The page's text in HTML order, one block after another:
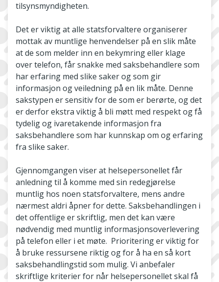
tilsynsmyndigheten.
Det er viktig at alle statsforvaltere organiserer
mottak av muntlige henvendelser på en slik måte
at de som melder inn en bekymring eller klage
over telefon, får snakke med saksbehandlere som
har erfaring med slike saker og som gir
informasjon og veiledning på en lik måte. Denne
sakstypen er sensitiv for de som er berørte, og det
er derfor ekstra viktig å bli møtt med respekt og få
tydelig og ivaretakende informasjon fra
saksbehandlere som har kunnskap om og erfaring
fra slike saker.
Gjennomgangen viser at helsepersonellet får
anledning til å komme med sin redegjørelse
muntlig hos noen statsforvaltere, mens andre
nærmest aldri åpner for dette. Saksbehandlingen i
det offentlige er skriftlig, men det kan være
nødvendig med muntlig informasjonsoverlevering
på telefon eller i et møte. Prioritering er viktig for
å bruke ressursene riktig og for å ha en så kort
saksbehandlingstid som mulig. Vi anbefaler
skriftlige kriterier for når helsepersonellet skal få